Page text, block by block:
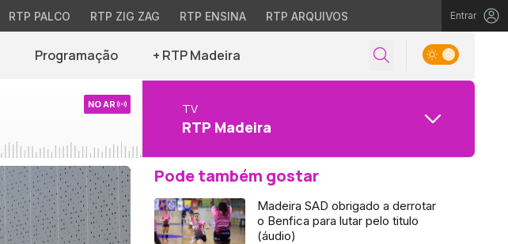
RTP PALCO RTP ZIG ZAG RTP ENSINA RTP ARQUIVOS Entrar
Programação + RTP Madeira
NO AR TV
RTP Madeira
Pode também gostar
Madeira SAD obrigado a derrotar
o Benfica para lutar pelo titulo
(áudio)